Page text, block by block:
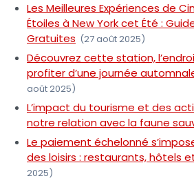
Les Meilleures Expériences de
Étoiles à New York cet Été :
Gratuites (27 août 2025)
Découvrez cette station,
profiter d’une journée
août 2025)
L’impact du tourisme et des
notre relation avec la faune
Le paiement échelonné
des loisirs : restaurants, hôtels
2025)